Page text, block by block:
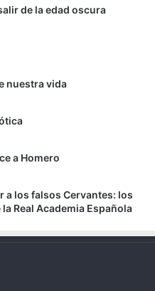
de la edad oscura
nuestra vida
a Homero
a los falsos Cervantes: los
Real Academia Española